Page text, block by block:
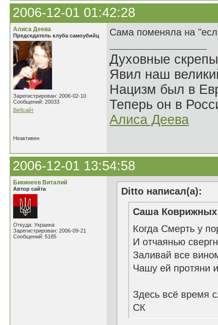
2006-12-01 01:42:28
Алиса Деева
Председатель клуба самоубийц
Зарегистрирован: 2006-02-10
Сообщений: 20033
Вебсайт
Сама поменяла на
Духовные
Явил наш
Нацизм был в
Теперь он в
Алиса Деева
Неактивен
2006-12-01 13:54:58
Бикинеев Виталий
Автор сайта
Откуда: Украина
Зарегистрирован: 2006-09-21
Сообщений: 5185
Ditto написал(а):
Саша Коврижных
Когда Смерть у
И отчаянью
Заливай все
Чашу ей протяни
Здесь всё время
СК